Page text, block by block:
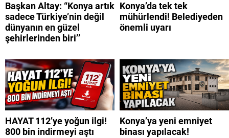
Başkan Altay: “Konya artık
sadece Türkiye’nin değil
dünyanın en güzel
şehirlerinden biri’’
Konya’da tek tek
mühürlendi! Belediyeden
önemli uyarı
HAYAT 112’ye yoğun ilgi!
800 bin indirmeyi aştı
Konya’ya yeni emniyet
binası yapılacak!